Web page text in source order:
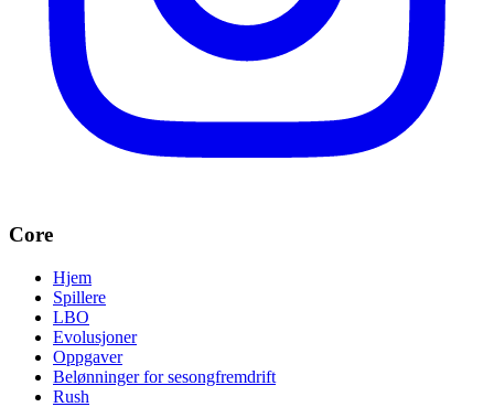
Core
Hjem
Spillere
LBO
Evolusjoner
Oppgaver
Belønninger for sesongfremdrift
Rush